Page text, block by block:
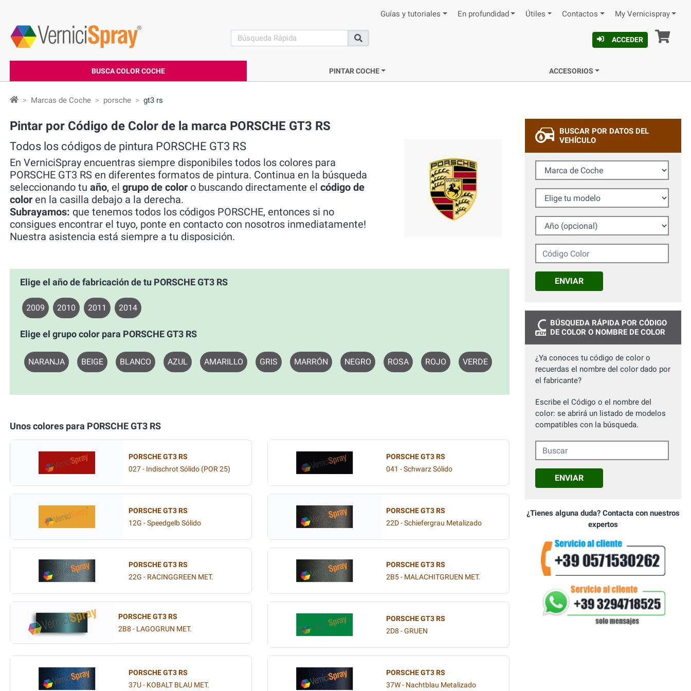
Guías y tutoriales En profundidad Útiles Contactos My Vernicispray
search
Buscar
ACCEDER
BUSCA COLOR COCHE PINTAR COCHE ACCESORIOS
Marcas de Coche porsche gt3 rs
Pintar por Código de Color de la marca PORSCHE GT3 RS
Todos los códigos de pintura PORSCHE GT3 RS
En VerniciSpray encuentras siempre disponibiles todos los colores para
PORSCHE GT3 RS en diferentes formatos de pintura. Continua en la búsqueda
seleccionando tu año, el grupo de color o buscando directamente el código de
color en la casilla debajo a la derecha.
Subrayamos: que tenemos todos los códigos PORSCHE, entonces si no
consigues encontrar el tuyo, ponte en contacto con nosotros inmediatamente!
Nuestra asistencia está siempre a tu disposición.
Elige el año de fabricación de tu PORSCHE GT3 RS
2009 2010 2011 2014
Elige el grupo color para PORSCHE GT3 RS
NARANJA BEIGE BLANCO AZUL AMARILLO GRIS MARRÓN NEGRO ROSA ROJO VERDE
Unos colores para PORSCHE GT3 RS
PORSCHE GT3 RS
027 - Indischrot Sólido (POR 25)
PORSCHE GT3 RS
041 - Schwarz Sólido
PORSCHE GT3 RS
12G - Speedgelb Sólido
PORSCHE GT3 RS
22D - Schiefergrau Metalizado
PORSCHE GT3 RS
22G - RACINGGREEN MET.
PORSCHE GT3 RS
2B5 - MALACHITGRUEN MET.
PORSCHE GT3 RS
2B8 - LAGOGRUN MET.
PORSCHE GT3 RS
2D8 - GRUEN
PORSCHE GT3 RS
37U - KOBALT BLAU MET.
PORSCHE GT3 RS
37W - Nachtblau Metalizado
BUSCAR POR DATOS DEL
VEHÍCULO
Marca de Coche
Elige tu modelo
Año (opcional)
Código Color
ENVIAR
BÚSQUEDA RÁPIDA POR CÓDIGO
DE COLOR O NOMBRE DE COLOR
¿Ya conoces tu código de color o
recuerdas el nombre del color dado por
el fabricante?
Escribe el Código o el nombre del
color: se abrirá un listado de modelos
compatibles con la búsqueda.
Buscar
ENVIAR
¿Tienes alguna duda? Contacta con nuestros
expertos